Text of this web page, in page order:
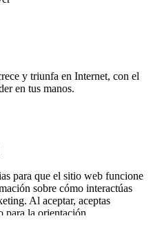
y triunfa en Internet, con el
en tus manos.
para que el sitio web funcione
sobre cómo interactúas
Al aceptar, aceptas
para la orientación,